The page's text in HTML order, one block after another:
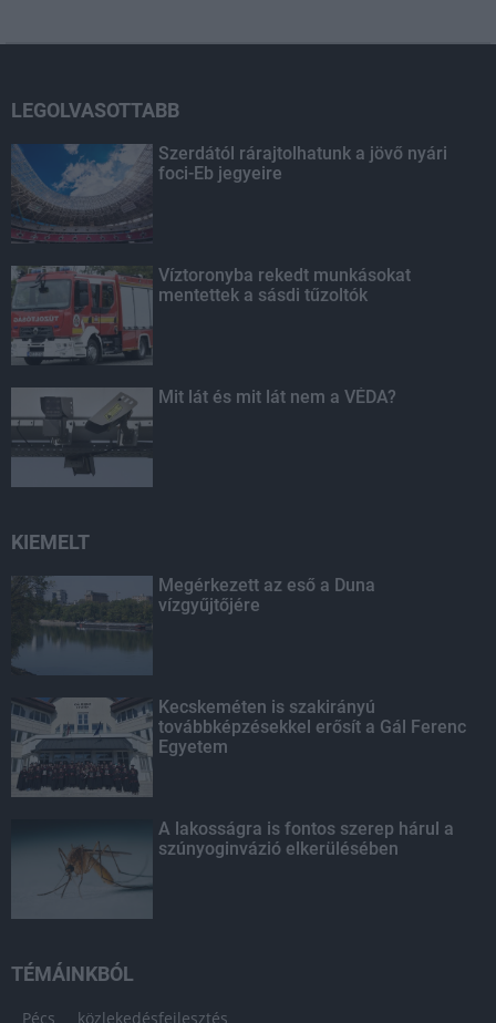
LEGOLVASOTTABB
Szerdától rárajtolhatunk a jövő nyári
foci-Eb jegyeire
Víztoronyba rekedt munkásokat
mentettek a sásdi tűzoltók
Mit lát és mit lát nem a VÉDA?
KIEMELT
Megérkezett az eső a Duna
vízgyűjtőjére
Kecskeméten is szakirányú
továbbképzésekkel erősít a Gál Ferenc
Egyetem
A lakosságra is fontos szerep hárul a
szúnyoginvázió elkerülésében
TÉMÁINKBÓL
Pécs közlekedésfejlesztés